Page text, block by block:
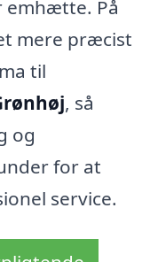
På
mere præcist
til
, så
og
for at
service.